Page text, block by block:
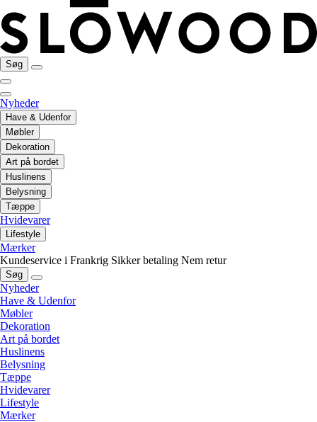
Søg
Nyheder
Have & Udenfor
Møbler
Dekoration
Art på bordet
Huslinens
Belysning
Tæppe
Hvidevarer
Lifestyle
Mærker
Kundeservice i Frankrig Sikker betaling Nem retur
Søg
Nyheder
Have & Udenfor
Møbler
Dekoration
Art på bordet
Huslinens
Belysning
Tæppe
Hvidevarer
Lifestyle
Mærker